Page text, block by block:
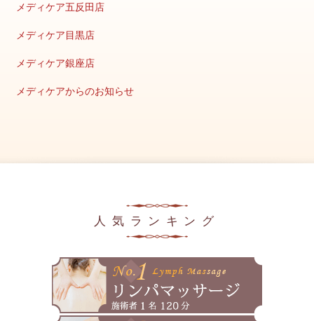
2025年3月
2025年2月
メディケア五反田店
メディケア目黒店
メディケア銀座店
メディケアからのお知らせ
人気ランキング